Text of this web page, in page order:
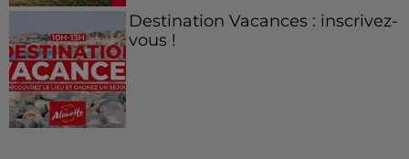
Destination Vacances : inscrivez-
vous !